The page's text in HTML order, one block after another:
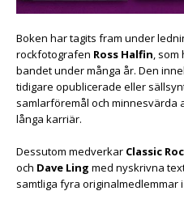
Boken har tagits fram under
rockfotografen Ross Halfin, som
bandet under många år. Den
tidigare opublicerade eller
samlarföremål och minnesvärda
långa karriär.
Dessutom medverkar Classic
och Dave Ling med nyskrivna
samtliga fyra originalmedlemmar